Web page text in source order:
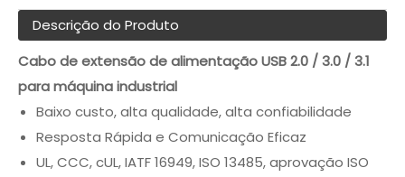
Descrição do Produto
Cabo de extensão de alimentação USB 2.0 / 3.0 / 3.1
para máquina industrial
Baixo custo, alta qualidade, alta confiabilidade
Resposta Rápida e Comunicação Eficaz
UL, CCC, cUL, IATF 16949, ISO 13485, aprovação ISO